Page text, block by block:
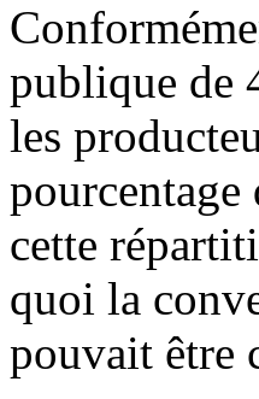
publique de
les
pourcentage
cette
quoi la
pouvait être